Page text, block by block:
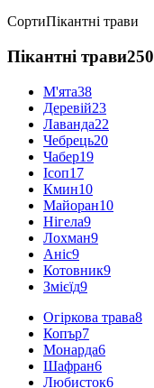
СортиПікантні трави
Пікантні трави
М'ята38
Деревій23
Лаванда22
Чебрець20
Чабер19
Ісоп17
Кмин10
Майоран10
Нігела9
Лохман9
Аніс9
Котовник9
Змієїд9
Огіркова трава8
Копър7
Монарда6
Шафран6
Любисток6